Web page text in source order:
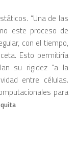
“Una de las
este proceso de
con el tiempo,
Esto permitiría
su rigidez “a la
entre células.
para